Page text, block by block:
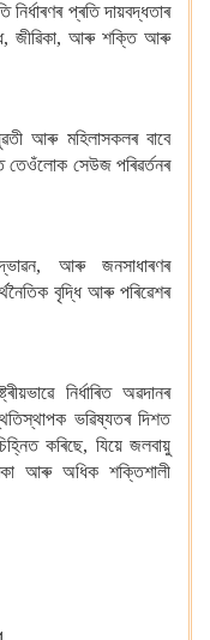
প্ৰতি দায়বদ্ধতাৰ
জীৱিকা, আৰু শক্তি আৰু
আৰু মহিলাসকলৰ বাবে
তেওঁলোক সেউজ পৰিৱৰ্তনৰ
আৰু জনসাধাৰণৰ
বৃদ্ধি আৰু পৰিৱেশৰ
নিৰ্ধাৰিত অৱদানৰ
ভৱিষ্যতৰ দিশত
কৰিছে, যিয়ে জলবায়ু
আৰু অধিক শক্তিশালী